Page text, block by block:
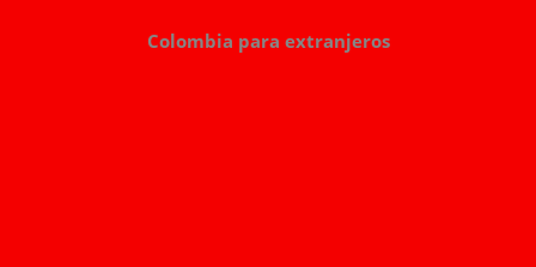
Colombia para extranjeros